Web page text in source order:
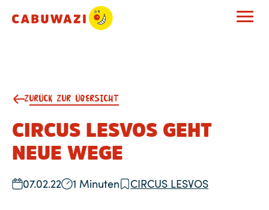
ZURÜCK ZUR ÜBERSICHT
CIRCUS LESVOS GEHT
NEUE WEGE
07.02.22 1 Minuten CIRCUS LESVOS